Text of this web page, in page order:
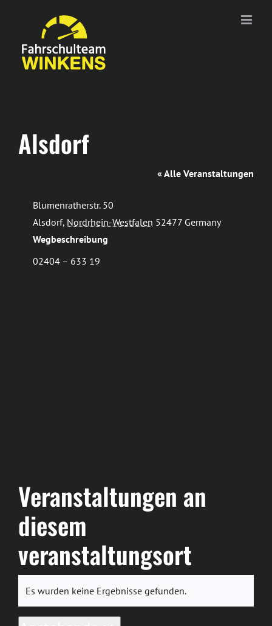
springen
Alsdorf
« Alle Veranstaltungen
Adresse
Blumenratherstr. 50
Alsdorf, Nordrhein-Westfalen 52477 Germany
Wegbeschreibung
Telefon
02404 – 633 19
Veranstaltungen an
diesem
veranstaltungsort
Hinweis
Es wurden keine Ergebnisse gefunden.